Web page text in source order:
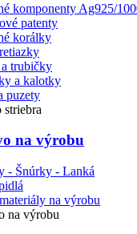
komponenty Ag925/
patenty
korálky
trubičky
a kalotky
puzety
na výrobu
- Šnúrky - Lanká
na výrobu